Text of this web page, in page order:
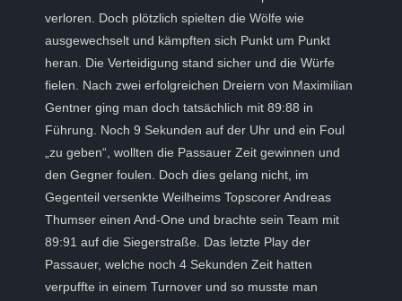
verloren. Doch plötzlich spielten die Wölfe wie
ausgewechselt und kämpften sich Punkt um Punkt
heran. Die Verteidigung stand sicher und die Würfe
fielen. Nach zwei erfolgreichen Dreiern von Maximilian
Gentner ging man doch tatsächlich mit 89:88 in
Führung. Noch 9 Sekunden auf der Uhr und ein Foul
„zu geben“, wollten die Passauer Zeit gewinnen und
den Gegner foulen. Doch dies gelang nicht, im
Gegenteil versenkte Weilheims Topscorer Andreas
Thumser einen And-One und brachte sein Team mit
89:91 auf die Siegerstraße. Das letzte Play der
Passauer, welche noch 4 Sekunden Zeit hatten
verpuffte in einem Turnover und so musste man